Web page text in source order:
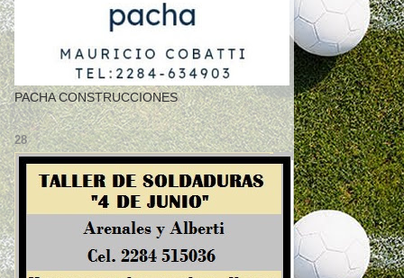
PACHA CONSTRUCCIONES
28